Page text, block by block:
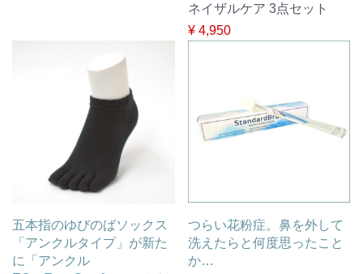
ネイザルケア 3点セット
¥ 4,950
五本指のゆびのばソックス
「アンクルタイプ」が新た
に「アンクル
つらい花粉症。鼻を外して
洗えたらと何度思ったこと
か…